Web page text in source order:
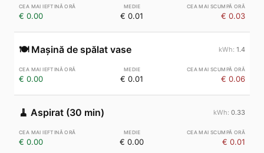
€ 0.00 € 0.01 € 0.03
🍽️ Mașină de spălat vase 1.4
€ 0.00 € 0.01 € 0.06
🧹 Aspirat (30 min) 0.33
€ 0.00 € 0.00 € 0.01